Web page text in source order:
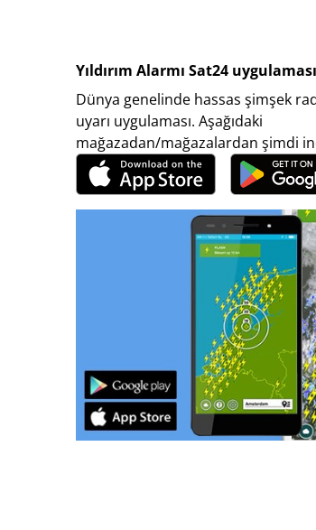
Yıldırım Alarmı Sat24
Dünya genelinde hassas şimşek
uyarı uygulaması. Aşağıdaki
mağazadan/mağazalardan şimdi